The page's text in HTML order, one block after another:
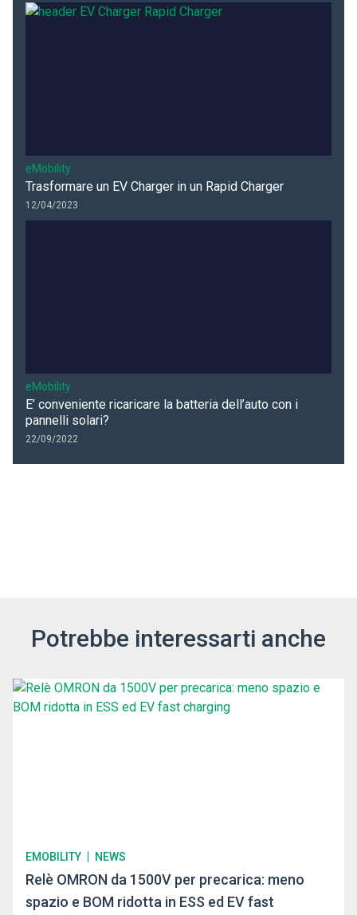
eMobility
Trasformare un EV Charger in un Rapid Charger
12/04/2023
eMobility
E’ conveniente ricaricare la batteria dell’auto con i
pannelli solari?
22/09/2022
Potrebbe interessarti anche
EMOBILITY NEWS
Relè OMRON da 1500V per precarica: meno
spazio e BOM ridotta in ESS ed EV fast